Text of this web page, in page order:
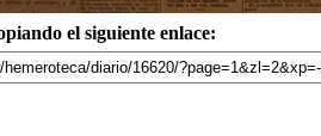
el siguiente enlace: